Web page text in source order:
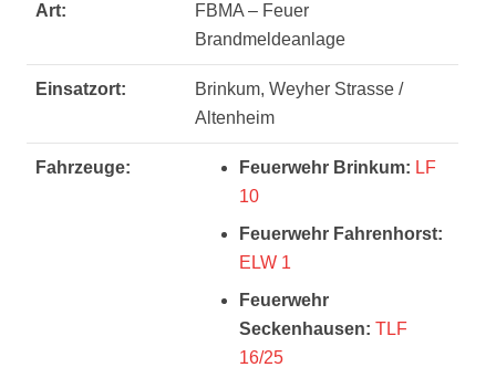
Art:
FBMA – Feuer
Brandmeldeanlage
Einsatzort:
Brinkum, Weyher Strasse /
Altenheim
Fahrzeuge: Feuerwehr Brinkum: LF
10
Feuerwehr Fahrenhorst:
ELW 1
Feuerwehr
Seckenhausen: TLF
16/25